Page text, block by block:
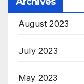
August 2023
July 2023
May 2023